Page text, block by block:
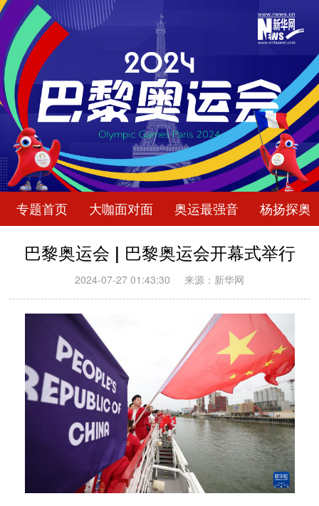
专题首页 大咖面对面 奥运最强音 杨扬探奥
巴黎奥运会 | 巴黎奥运会开幕式举行
2024-07-27 01:43:30 来源：新华网